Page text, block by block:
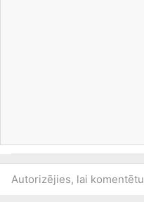
Autorizējies, lai komentētu